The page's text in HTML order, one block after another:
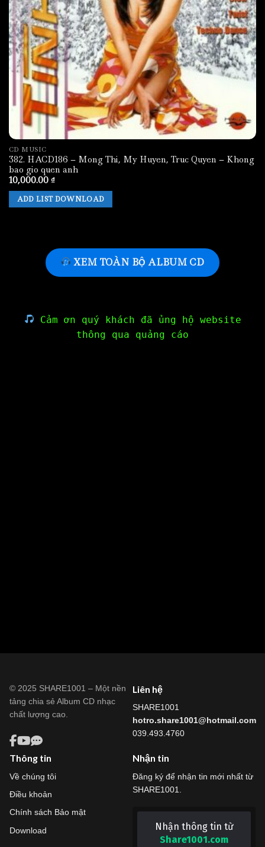
CD MUSIC
382. HACD186 – Mong Thi, My Huyen, Truc Quyen – Khong
bao gio quen anh
10,000.00 ₫
ADD LIST DOWNLOAD
XEM TOÀN BỘ ALBUM CD
Cảm ơn quý khách đã ủng hộ website
thông qua quảng cáo
© 2025 SHARE1001 – Một nền
tảng chia sẻ Album CD nhạc
chất lượng cao.
Liên hệ
SHARE1001
hotro.share1001@hotmail.com
039.493.4760
Thông tin
Về chúng tôi
Điều khoản
Chính sách Bảo mật
Download
Nhận tin
Đăng ký để nhận tin mới nhất từ
SHARE1001.
Nhận thông tin từ
Share1001.com